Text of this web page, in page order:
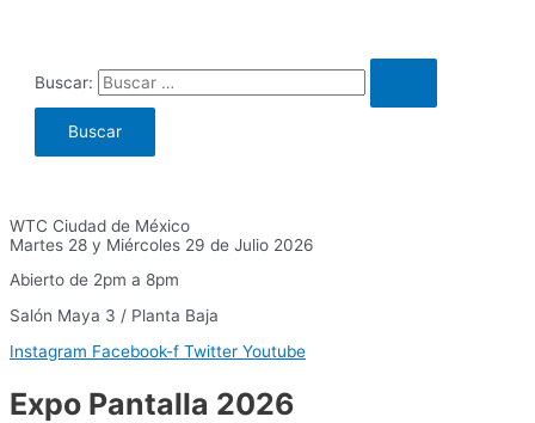
Buscar:
WTC Ciudad de México
Martes 28 y Miércoles 29 de Julio 2026
Abierto de 2pm a 8pm
Salón Maya 3 / Planta Baja
Instagram Facebook-f Twitter Youtube
Expo Pantalla 2026